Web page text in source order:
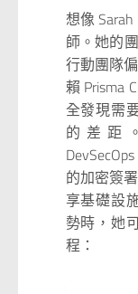
想像
師。她的
行動團隊
賴 Prisma
全發現需
的差距
的加密簽
享基礎設
勢時，她
程：